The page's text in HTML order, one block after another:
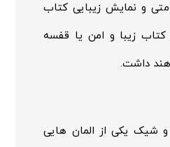
و نمایش زیبایی کتاب
زیبا و امن یا قفسه
داشت.
شیک یکی از المان هایی